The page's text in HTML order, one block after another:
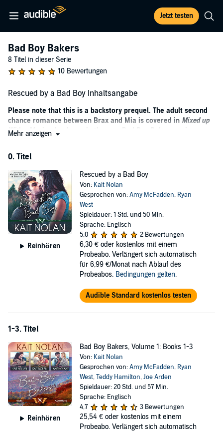
Jetzt testen
Bad Boy Bakers
8 Titel in dieser Serie
10 Bewertungen
Rescued by a Bad Boy Inhaltsangabe
Please note that this is a backstory prequel. The adult second
chance romance between Brax and Mia is covered in Mixed up
With a Marine, book one in the new Bad Boy Bakers series.
longer lived in the same foster family, even after he'd aged out of the
system, he'd continued to look out for the one person who got under
his skin and made him care.
For the last six years, Mia's been keeping her head down, putting
one foot in front of the other, unable to trust anyone with her secrets
—including the foster brother who's been the one bright spot in her
life, as well as her secret crush.
Just one more day until Mia turns 18—a legal adult. Brax doesn't
trust her foster father and wants her out of that house. Is proposing
a marriage of convenience to your best friend a little drastic? Maybe
so. But what Brax feels is so far beyond friendship. Is it possible Mia
©2022 Kait Nolan (P)2022 Kait Nolan
Mehr anzeigen
0. Titel
Reinhören
Rescued by a Bad Boy
Von: Kait Nolan
Gesprochen von:Amy McFadden, Ryan
West
Spieldauer: 1 Std. und 50 Min.
Sprache: Englisch
5,0
2 Bewertungen
6,30 € oder kostenlos mit einem
Probeabo. Verlängert sich automatisch
für 6,99 €/Monat nach Ablauf des
Probeabos. Bedingungen gelten.
Audible Standard kostenlos testen
1-3. Titel
Reinhören
Bad Boy Bakers, Volume 1: Books 1-3
Von: Kait Nolan
Gesprochen von:Amy McFadden, Ryan
West,Teddy Hamilton,Joe Arden
Spieldauer: 20 Std. und 57 Min.
Sprache: Englisch
4,7
3 Bewertungen
25,54 € oder kostenlos mit einem
Probeabo. Verlängert sich automatisch